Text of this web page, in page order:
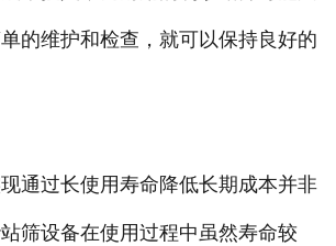
的维护和检查，就可以保持良好的
过长使用寿命降低长期成本并非
筛设备在使用过程中虽然寿命较